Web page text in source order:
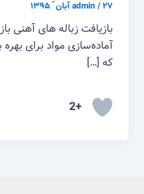
admin/۲۷ آبان ّ ۱۳۹۵
بازیافت زباله های آهنی
آماده‌سازی مواد برای
که […]
+2